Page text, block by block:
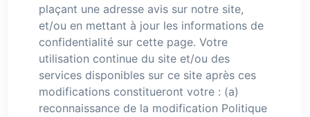
plaçant une adresse avis sur notre site,
et/ou en mettant à jour les informations de
confidentialité sur cette page. Votre
utilisation continue du site et/ou des
services disponibles sur ce site après ces
modifications constitueront votre : (a)
reconnaissance de la modification Politique